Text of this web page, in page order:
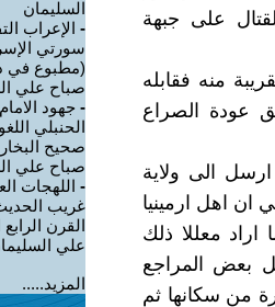
على جبهة
منه فقابله
عودة الصراع
الى ولاية
ان اهل ارمينيا
اراد معللا ذلك
بعض المراجع
من سكانها ثم
السليمان
- الإعراب
سورتي
(مطبوع في
صباح علي
- جهود
الحنبلي
صحيح
صباح علي
- اللهجات
غريب
القرن
علي
المزيد.....